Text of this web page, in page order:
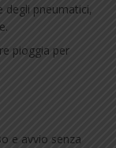
degli pneumatici,
pioggia per
e avvio senza